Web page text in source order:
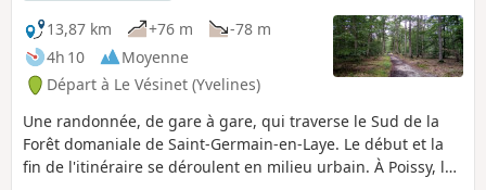
13,87 km
+76 m
-78 m
4h 10
Moyenne
Départ à Le Vésinet (Yvelines)
Une randonnée, de gare à gare, qui traverse le Sud de la
Forêt domaniale de Saint-Germain-en-Laye. Le début et la
fin de l'itinéraire se déroulent en milieu urbain. À Poissy, la